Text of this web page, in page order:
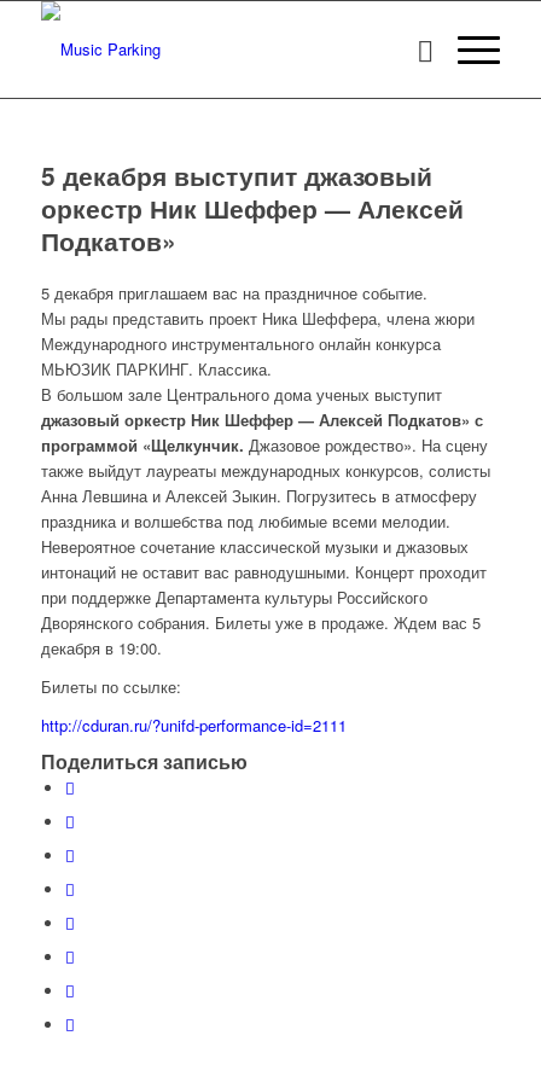
5 декабря выступит джазовый
оркестр Ник Шеффер — Алексей
Подкатов»
5 декабря приглашаем вас на праздничное событие.
Мы рады представить проект Ника Шеффера, члена жюри
Международного инструментального онлайн конкурса
МЬЮЗИК ПАРКИНГ. Классика.
В большом зале Центрального дома ученых выступит
джазовый оркестр Ник Шеффер — Алексей Подкатов» с
программой «Щелкунчик. Джазовое рождество». На сцену
также выйдут лауреаты международных конкурсов, солисты
Анна Левшина и Алексей Зыкин. Погрузитесь в атмосферу
праздника и волшебства под любимые всеми мелодии.
Невероятное сочетание классической музыки и джазовых
интонаций не оставит вас равнодушными. Концерт проходит
при поддержке Департамента культуры Российского
Дворянского собрания. Билеты уже в продаже. Ждем вас 5
декабря в 19:00.
Билеты по ссылке:
http://cduran.ru/?unifd-performance-id=2111
Поделиться записью